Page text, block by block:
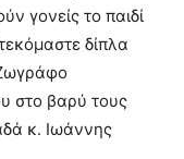
γονείς το παιδί
δίπλα
στο βαρύ τους
κ. Ιωάννης